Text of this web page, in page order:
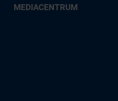
ME­DIA­CEN­TRUM